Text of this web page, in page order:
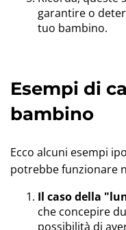
garantire o
tuo bambino.
Esempi di
bambino
Ecco alcuni esempi
potrebbe funzionare
Il caso della
che concepire
possibilità di